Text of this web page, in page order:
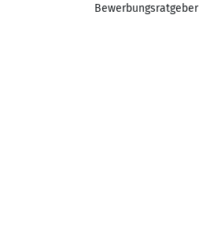
Bewerbungsratgeber